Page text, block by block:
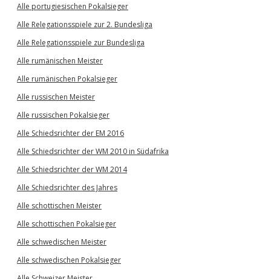
Alle portugiesischen Pokalsieger
Alle Relegationsspiele zur 2. Bundesliga
Alle Relegationsspiele zur Bundesliga
Alle rumänischen Meister
Alle rumänischen Pokalsieger
Alle russischen Meister
Alle russischen Pokalsieger
Alle Schiedsrichter der EM 2016
Alle Schiedsrichter der WM 2010 in Südafrika
Alle Schiedsrichter der WM 2014
Alle Schiedsrichter des Jahres
Alle schottischen Meister
Alle schottischen Pokalsieger
Alle schwedischen Meister
Alle schwedischen Pokalsieger